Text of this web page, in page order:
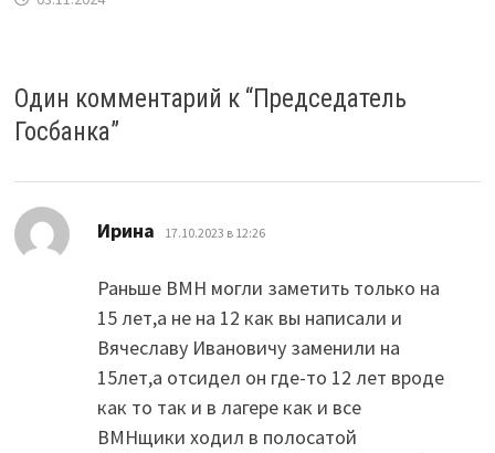
Один комментарий к “Председатель
Госбанка”
Ирина 17.10.2023 в 12:26
Раньше ВМН могли заметить только на
15 лет,а не на 12 как вы написали и
Вячеславу Ивановичу заменили на
15лет,а отсидел он где-то 12 лет вроде
как то так и в лагере как и все
ВМНщики ходил в полосатой